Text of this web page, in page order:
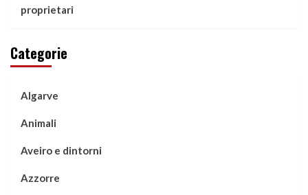
proprietari
Categorie
Algarve
Animali
Aveiro e dintorni
Azzorre